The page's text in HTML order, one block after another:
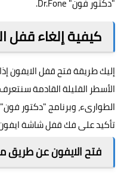
كيفية إلغاء قفل
إليك طريقة فتح قفل الايفون
الأسطر القليلة القادمة
الطوارىء، وبرنامج "دكتور
تأكيد على فك قفل شاشة
فتح الايفون عن طريق